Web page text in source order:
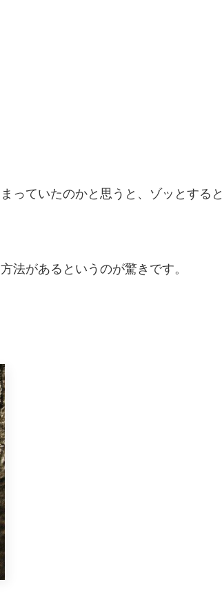
っていたのかと思うと、ゾッとすると
法があるというのが驚きです。